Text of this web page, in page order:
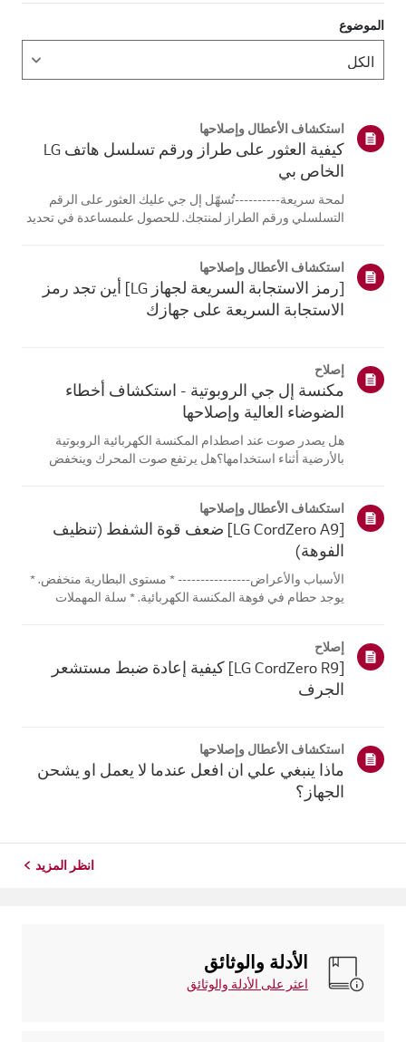
الموضوع
استكشاف الأعطال وإصلاحها
كيفية العثور على طراز ورقم تسلسل هاتف LG
الخاص بي
لمحة سريعة----------تُسهّل إل جي عليك العثور على الرقم
التسلسلي ورقم الطراز لمنتجك. للحصول علىمساعدة في تحديد
تختلف الصور أو ا...
استكشاف الأعطال وإصلاحها
[رمز الاستجابة السريعة لجهاز LG] أين تجد رمز
الاستجابة السريعة على جهازك
إصلاح
مكنسة إل جي الروبوتية - استكشاف أخطاء
الضوضاء العالية وإصلاحها
هل يصدر صوت عند اصطدام المكنسة الكهربائية الروبوتية
بالأرضية أثناء استخدامها؟هل يرتفع صوت المحرك وينخفض
من الأرض بقوة كبيرة للتن...
استكشاف الأعطال وإصلاحها
[LG CordZero A9] ضعف قوة الشفط (تنظيف
الفوهة)
الأسباب والأعراض---------------- * مستوى البطارية منخفض. *
يوجد حطام في فوهة المكنسة الكهربائية. * سلة المهملات
غير مثب...
إصلاح
[LG CordZero R9] كيفية إعادة ضبط مستشعر
الجرف
استكشاف الأعطال وإصلاحها
ماذا ينبغي علي ان افعل عندما لا يعمل او يشحن
الجهاز؟
انظر المزيد
الأدلة والوثائق
اعثر على الأدلة والوثائق